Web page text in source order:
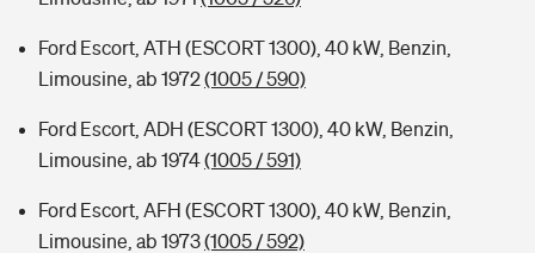
Ford Escort, ATH (ESCORT 1300), 40 kW, Benzin,
Limousine, ab 1972(1005 / 590)
Ford Escort, ADH (ESCORT 1300), 40 kW, Benzin,
Limousine, ab 1974(1005 / 591)
Ford Escort, AFH (ESCORT 1300), 40 kW, Benzin,
Limousine, ab 1973(1005 / 592)